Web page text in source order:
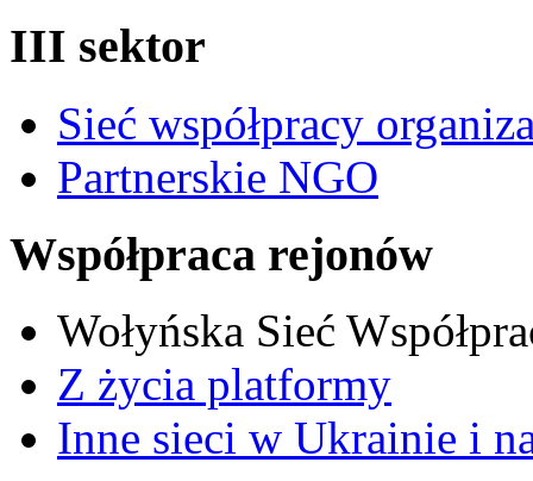
III sektor
Sieć współpracy
Partnerskie NGO
Współpraca rejonów
Wołyńska Sieć
Z życia platformy
Inne sieci w Ukrainie i